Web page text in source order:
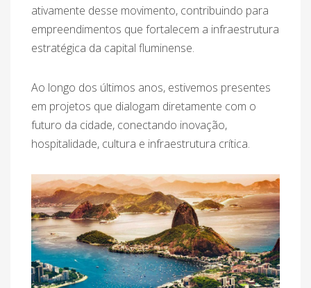
ativamente desse movimento, contribuindo para
empreendimentos que fortalecem a infraestrutura
estratégica da capital fluminense.
Ao longo dos últimos anos, estivemos presentes
em projetos que dialogam diretamente com o
futuro da cidade, conectando inovação,
hospitalidade, cultura e infraestrutura crítica.